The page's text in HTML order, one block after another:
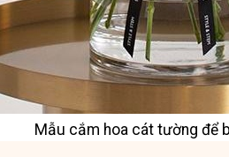
Mẫu cắm hoa cát tường để